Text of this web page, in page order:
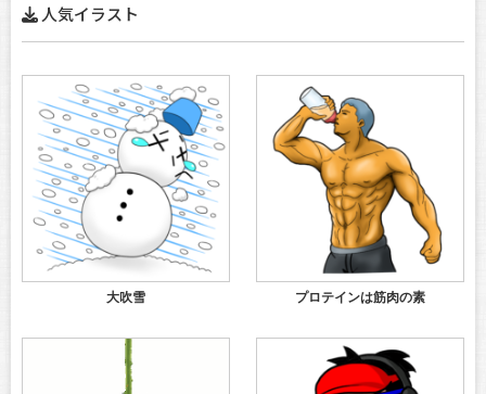
人気イラスト
大吹雪 プロテインは筋肉の素